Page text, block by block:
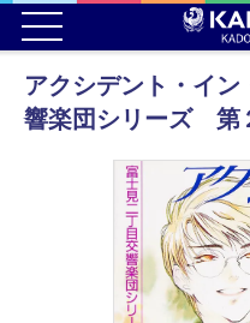
アクシデント・イ
響楽団シリーズ 第